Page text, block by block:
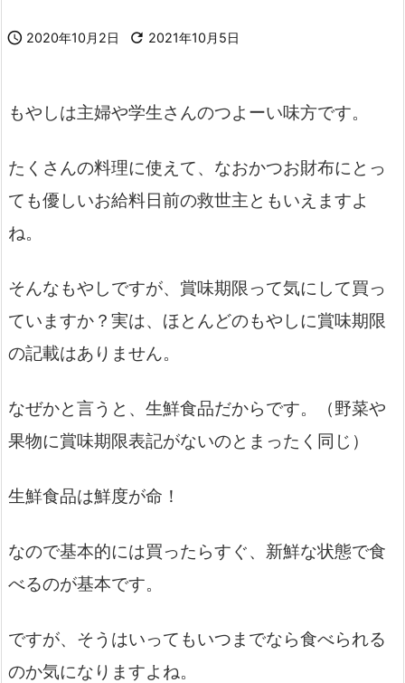
 2020年10月2日  2021年10月5日
もやしは主婦や学生さんのつよーい味方です。
たくさんの料理に使えて、なおかつお財布にとっ
ても優しいお給料日前の救世主ともいえますよ
ね。
そんなもやしですが、賞味期限って気にして買っ
ていますか？実は、ほとんどのもやしに賞味期限
の記載はありません。
なぜかと言うと、生鮮食品だからです。（野菜や
果物に賞味期限表記がないのとまったく同じ）
生鮮食品は鮮度が命！
なので基本的には買ったらすぐ、新鮮な状態で食
べるのが基本です。
ですが、そうはいってもいつまでなら食べられる
のか気になりますよね。